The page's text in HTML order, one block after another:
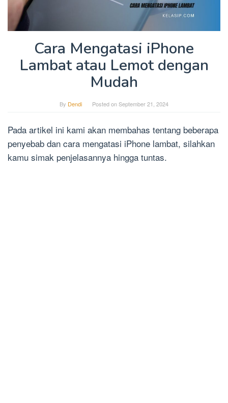
Cara Mengatasi iPhone
Lambat atau Lemot dengan
Mudah
By Dendi Posted onSeptember 21, 2024
Pada artikel ini kami akan membahas tentang beberapa
penyebab dan cara mengatasi iPhone lambat, silahkan
kamu simak penjelasannya hingga tuntas.